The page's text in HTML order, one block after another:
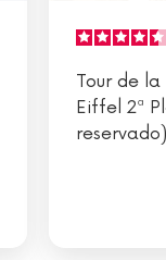
Tour de
Eiffel 2ª
reservado)